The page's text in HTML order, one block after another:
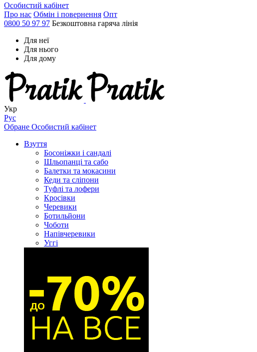
Особистий кабінет
Про нас Обмін і повернення Опт
0800 50 97 97 Безкоштовна гаряча лінія
Для неї
Для нього
Для дому
Укр
Рус
Обране Особистий кабінет
Взуття
Босоніжки і сандалі
Шльопанці та сабо
Балетки та мокасини
Кеди та сліпони
Туфлі та лофери
Кросівки
Черевики
Ботильйони
Чоботи
Напівчеревики
Уггі